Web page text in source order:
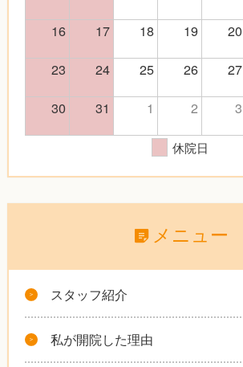
16
17 18 19 20
23
24 25 26 27
30
31 1 2 3
休院日
メニュー
スタッフ紹介
私が開院した理由